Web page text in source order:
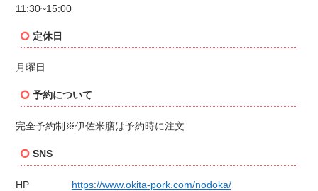
11:30~15:00
定休日
月曜日
予約について
完全予約制 ※伊佐米膳は予約時に注文
SNS
HP https://www.okita-pork.com/nodoka/